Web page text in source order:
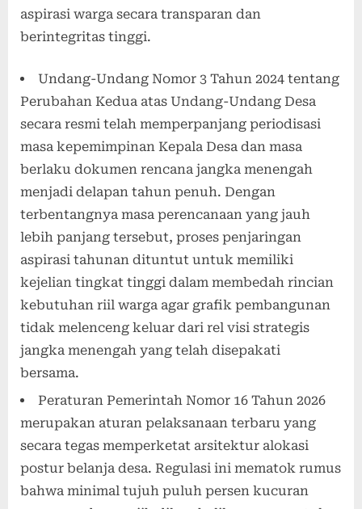
aspirasi warga secara transparan dan
berintegritas tinggi.
Undang-Undang Nomor 3 Tahun 2024 tentang
Perubahan Kedua atas Undang-Undang Desa
secara resmi telah memperpanjang periodisasi
masa kepemimpinan Kepala Desa dan masa
berlaku dokumen rencana jangka menengah
menjadi delapan tahun penuh. Dengan
terbentangnya masa perencanaan yang jauh
lebih panjang tersebut, proses penjaringan
aspirasi tahunan dituntut untuk memiliki
kejelian tingkat tinggi dalam membedah rincian
kebutuhan riil warga agar grafik pembangunan
tidak melenceng keluar dari rel visi strategis
jangka menengah yang telah disepakati
bersama.
Peraturan Pemerintah Nomor 16 Tahun 2026
merupakan aturan pelaksanaan terbaru yang
secara tegas memperketat arsitektur alokasi
postur belanja desa. Regulasi ini mematok rumus
bahwa minimal tujuh puluh persen kucuran